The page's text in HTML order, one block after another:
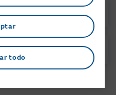
Garantías
todo